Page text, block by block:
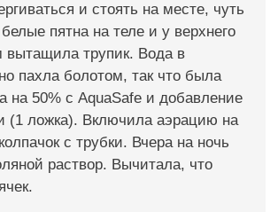
и стоять на месте, чуть
пятна на теле и у верхнего
вытащила трупик. Вода в
пахла болотом, так что была
на 50% с AquaSafe и добавление
(1 ложка). Включила аэрацию на
с трубки. Вчера на ночь
раствор. Вычитала, что